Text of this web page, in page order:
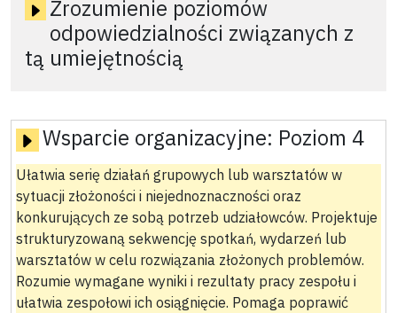
Zrozumienie poziomów
odpowiedzialności związanych z
tą umiejętnością
Wsparcie organizacyjne: Poziom 4
Ułatwia serię działań grupowych lub warsztatów w
sytuacji złożoności i niejednoznaczności oraz
konkurujących ze sobą potrzeb udziałowców. Projektuje
strukturyzowaną sekwencję spotkań, wydarzeń lub
warsztatów w celu rozwiązania złożonych problemów.
Rozumie wymagane wyniki i rezultaty pracy zespołu i
ułatwia zespołowi ich osiągnięcie. Pomaga poprawić